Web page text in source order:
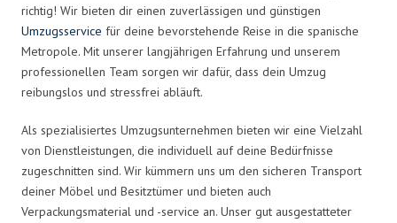
richtig! Wir bieten dir einen zuverlässigen und günstigen
Umzugsservice für deine bevorstehende Reise in die spanische
Metropole. Mit unserer langjährigen Erfahrung und unserem
professionellen Team sorgen wir dafür, dass dein Umzug
reibungslos und stressfrei abläuft.
Als spezialisiertes Umzugsunternehmen bieten wir eine Vielzahl
von Dienstleistungen, die individuell auf deine Bedürfnisse
zugeschnitten sind. Wir kümmern uns um den sicheren Transport
deiner Möbel und Besitztümer und bieten auch
Verpackungsmaterial und -service an. Unser gut ausgestatteter